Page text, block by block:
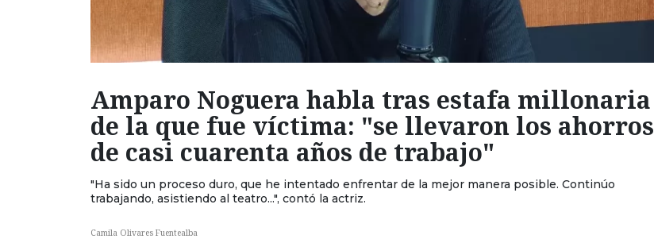
Amparo Noguera habla tras estafa millonaria
de la que fue víctima: "se llevaron los ahorros
de casi cuarenta años de trabajo"
"Ha sido un proceso duro, que he intentado enfrentar de la mejor manera posible. Continúo
trabajando, asistiendo al teatro...", contó la actriz.
Camila Olivares Fuentealba